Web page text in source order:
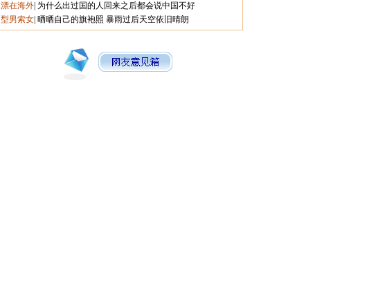
漂在海外 为什么出过国的人回来之后都会说中国不好
型男索女 晒晒自己的旗袍照 暴雨过后天空依旧晴朗